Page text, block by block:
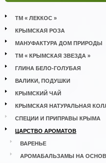
ТМ « ЛЕККОС »
КРЫМСКАЯ РОЗА
МАНУФАКТУРА ДОМ ПРИРОДЫ
ТМ « КРЫМСКАЯ ЗВЕЗДА »
ГЛИНА БЕЛО-ГОЛУБАЯ
ВАЛИКИ, ПОДУШКИ
КРЫМСКИЙ ЧАЙ
КРЫМСКАЯ НАТУРАЛЬНАЯ
СПЕЦИИ И ПРИПРАВЫ КРЫМА
ЦАРСТВО АРОМАТОВ
ВАРЕНЬЕ
АРОМАБАЛЬЗАМЫ НА